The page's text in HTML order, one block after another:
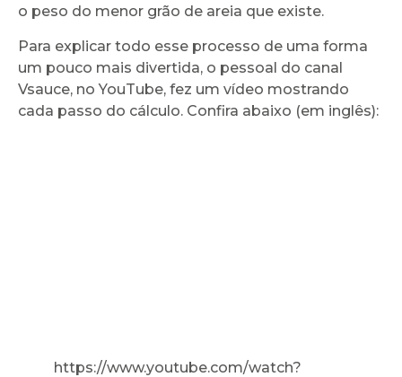
o peso do menor grão de areia que existe.
Para explicar todo esse processo de uma forma
um pouco mais divertida, o pessoal do canal
Vsauce, no YouTube, fez um vídeo mostrando
cada passo do cálculo. Confira abaixo (em inglês):
https://www.youtube.com/watch?